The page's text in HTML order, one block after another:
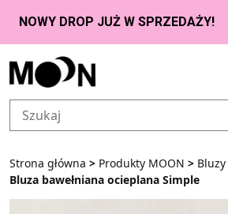
Przejdź do zawartości
Strona główna > Produkty MOON > Bluzy
Bluza bawełniana ocieplana Simple